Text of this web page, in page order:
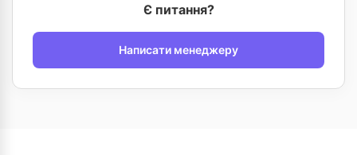
Є питання?
Написати менеджеру